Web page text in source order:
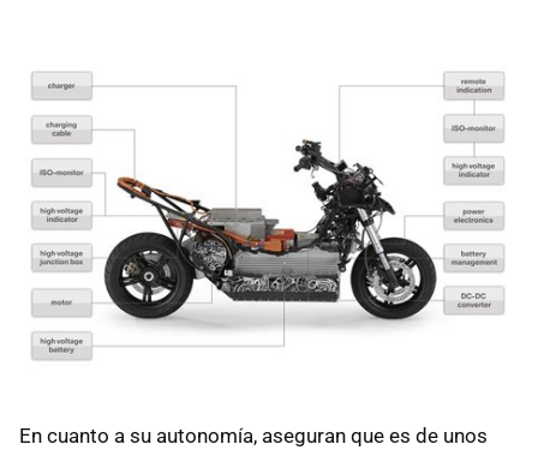
En cuanto a su autonomía, aseguran que es de unos